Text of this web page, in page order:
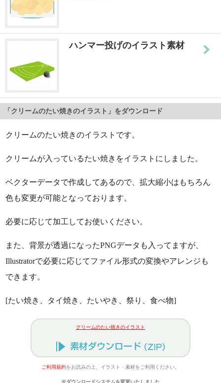
ハンマー投げのイラスト素材
「クリームのたい焼きのイラスト」をダウンロード
クリームのたい焼きのイラストです。
クリームが入っているたい焼きをイラストにしました。
ベクターデータで作成してあるので、拡大縮小はもちろん
色も変更が可能となっております。
必要に応じて加工してお使いください。
また、背景が透過になったPNGデータも入ってますが、
Illustratorで必要に応じてファイル形式の変換やアレンジも
できます。
[たい焼き、タイ焼き、たいやき、祭り、食べ物]
クリームのたい焼きのイラスト
ご利用規約をお読みの上、イラスト・素材をご利用ください。
※ダウンロードシステムを変更いたしました